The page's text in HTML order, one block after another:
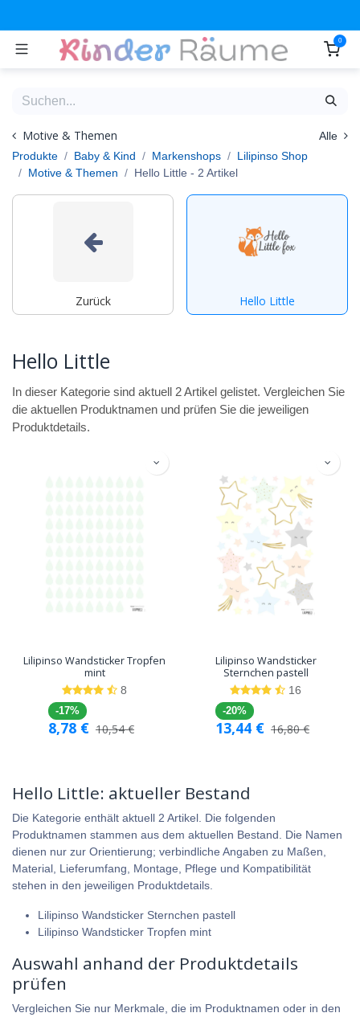
0
Motive & Themen
Alle
Produkte
Baby & Kind Markenshops
Lilipinso Shop
Motive & Themen
Hello Little - 2 Artikel
Zurück Hello Little
Hello Little
In dieser Kategorie sind aktuell 2 Artikel gelistet. Vergleichen Sie
die aktuellen Produktnamen und prüfen Sie die jeweiligen
Produktdetails.
Lilipinso Wandsticker Tropfen
mint
8
-17%
8,78 € 10,54€
Lilipinso Wandsticker
Sternchen pastell
16
-20%
13,44 € 16,80€
Hello Little: aktueller Bestand
Die Kategorie enthält aktuell 2 Artikel. Die folgenden
Produktnamen stammen aus dem aktuellen Bestand. Die Namen
dienen nur zur Orientierung; verbindliche Angaben zu Maßen,
Material, Lieferumfang, Montage, Pflege und Kompatibilität
stehen in den jeweiligen Produktdetails.
Lilipinso Wandsticker Sternchen pastell
Lilipinso Wandsticker Tropfen mint
Auswahl anhand der Produktdetails
prüfen
Vergleichen Sie nur Merkmale, die im Produktnamen oder in den